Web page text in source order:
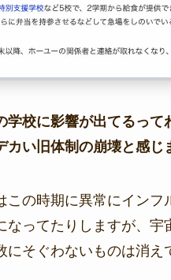
学校に影響が出てるって
カい旧体制の崩壊と感じ
この時期に異常にインフ
なってたりしますが、宇
にそぐわないものは消え